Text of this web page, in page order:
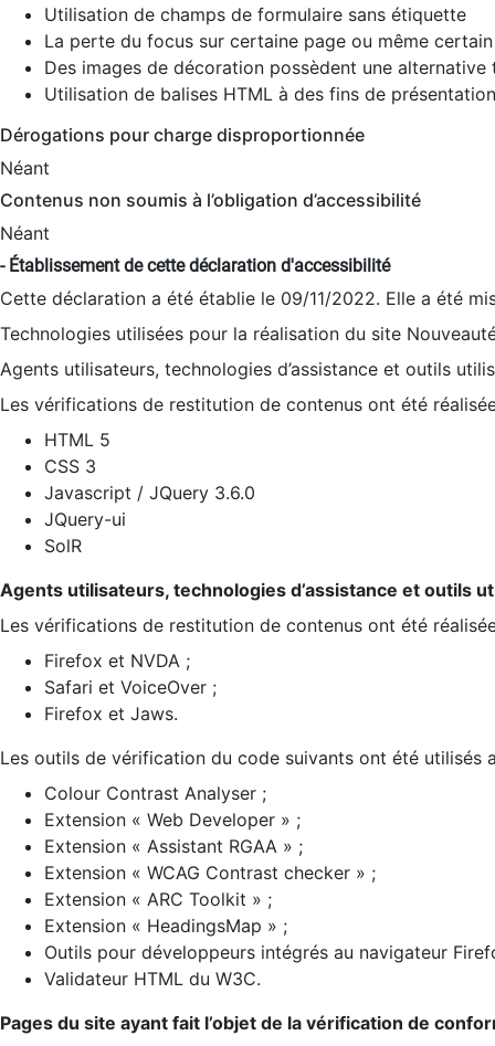
Utilisation de champs de formulaire sans étiquette
La perte du focus sur certaine page ou même
Des images de décoration possèdent une alternative
Utilisation de balises HTML à des fins de
Dérogations pour charge disproportionnée
Néant
Contenus non soumis à l’obligation d’accessibilité
Néant
- Établissement de cette déclaration d'accessibilité
Cette déclaration a été établie le 09/11/2022. Elle a été
Technologies utilisées pour la réalisation du site
Agents utilisateurs, technologies d’assistance et outils
Les vérifications de restitution de contenus ont été
HTML 5
CSS 3
Javascript / JQuery 3.6.0
JQuery-ui
SolR
Agents utilisateurs, technologies d’assistance et outils
Les vérifications de restitution de contenus ont été
Firefox et NVDA ;
Safari et VoiceOver ;
Firefox et Jaws.
Les outils de vérification du code suivants ont été utilisés
Colour Contrast Analyser ;
Extension « Web Developer » ;
Extension « Assistant RGAA » ;
Extension « WCAG Contrast checker » ;
Extension « ARC Toolkit » ;
Extension « HeadingsMap » ;
Outils pour développeurs intégrés au navigateur
Validateur HTML du W3C.
Pages du site ayant fait l’objet de la vérification de